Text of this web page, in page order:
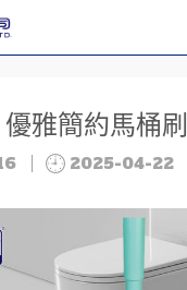
雅簡約馬桶刷
2025-04-22